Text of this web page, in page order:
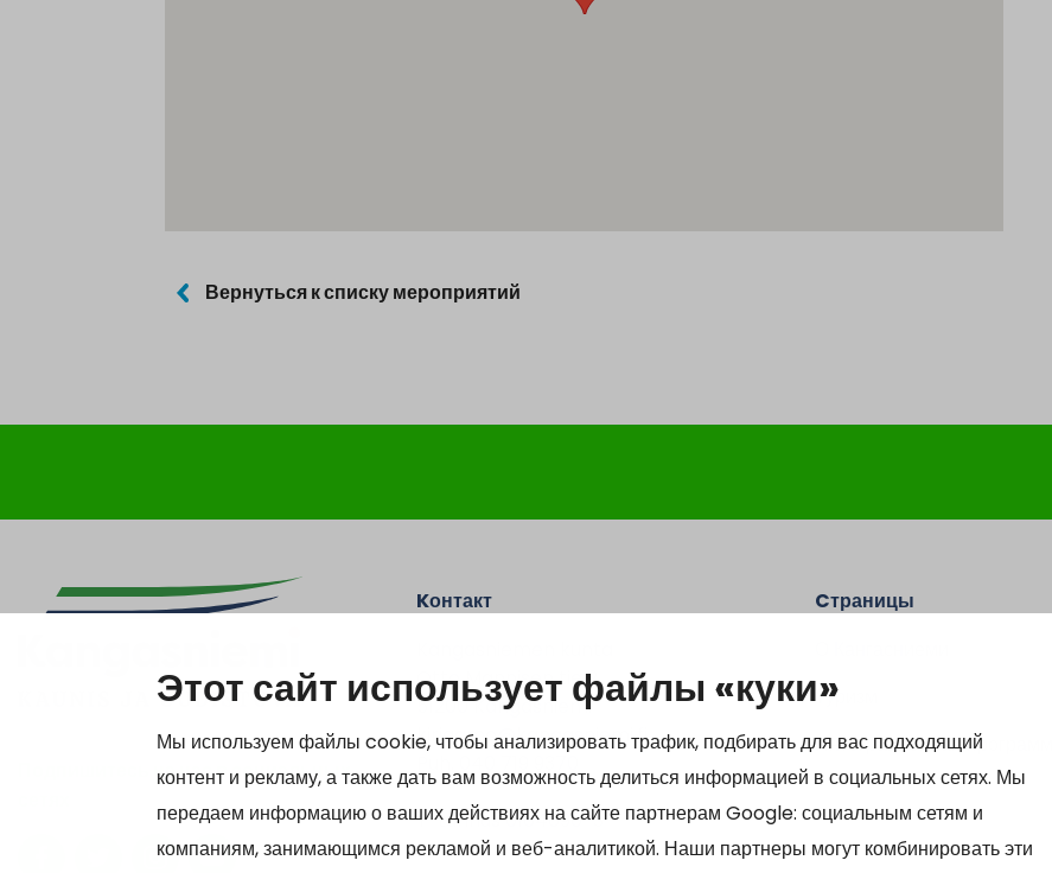
Этот сайт использует файлы «куки»
Мы используем файлы cookie, чтобы анализировать трафик, подбирать для вас подходящий
контент и рекламу, а также дать вам возможность делиться информацией в социальных сетях. Мы
передаем информацию о ваших действиях на сайте партнерам Google: социальным сетям и
компаниям, занимающимся рекламой и веб-аналитикой. Наши партнеры могут комбинировать эти
Вернуться к списку мероприятий
Подпишитесь на нас в социальных
Kонтакт
Otto Mannisen tie 2
51200 Kangasniemi
kirjaamo@kangasniemi.fi
Y-tunnus 0164690-3
Cтраницы
Туризм
Интеграционная программа